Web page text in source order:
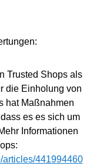
Trusted Shops als
die Einholung von
hat Maßnahmen
es es sich um
Informationen
articles/441994460